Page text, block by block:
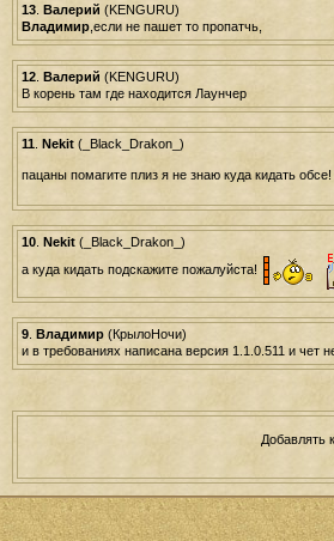
13. Валерий (KENGURU)
Владимир,если не пашет то пропатчь,
12. Валерий (KENGURU)
В корень там где находится Лаунчер
11 Nekit(_Black_Drakon_)
пацаны помагите плиз я не знаю куда кидать обсе!
10. Nekit(_Black_Drakon_)
а куда кидать подскажите пожалуйста!
9. Владимир(КрылоНочи)
и в требованиях написана версия 1.1.0.511 и чет
Добавлять